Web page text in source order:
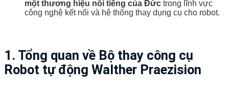
một thương hiệu nổi tiếng của Đức trong lĩnh vực
công nghệ kết nối và hệ thống thay dụng cụ cho robot.
1. Tổng quan về Bộ thay công cụ
Robot tự động Walther Praezision